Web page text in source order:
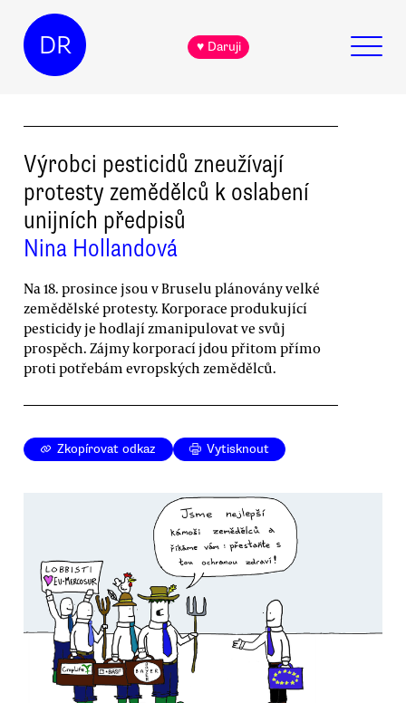
DR ♥ Daruji
Výrobci pesticidů zneužívají
protesty zemědělců k oslabení
unijních předpisů
Nina Hollandová
Na 18. prosince jsou v Bruselu plánovány velké
zemědělské protesty. Korporace produkující
pesticidy je hodlají zmanipulovat ve svůj
prospěch. Zájmy korporací jdou přitom přímo
proti potřebám evropských zemědělců.
Zkopírovat odkaz Vytisknout